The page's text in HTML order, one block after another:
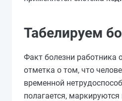
Табелируем
Факт болезни работника
отметка о том, что
временной
полагается,